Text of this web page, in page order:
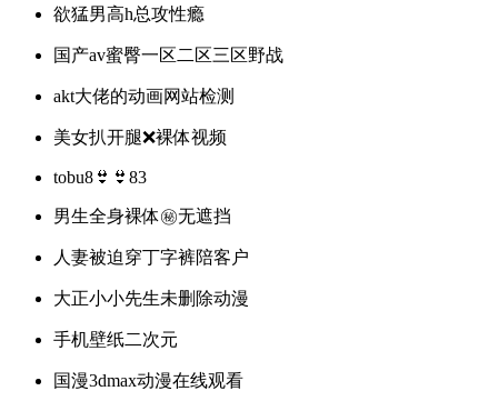
欲猛男高h总攻性瘾
国产av蜜臀一区二区三区野战
akt大佬的动画网站检测
美女扒开腿❌裸体视频
tobu8👙👙83
男生全身裸体㊙️无遮挡
人妻被迫穿丁字裤陪客户
大正小小先生未删除动漫
手机壁纸二次元
国漫3dmax动漫在线观看